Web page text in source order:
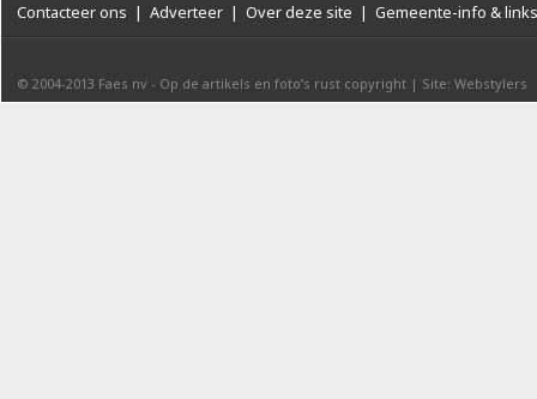
Contacteer ons | Adverteer | Over deze site | Gemeente-info & links
© 2004-2013 Faes nv - Op de artikels en foto’s rust copyright | Site: Webstylers